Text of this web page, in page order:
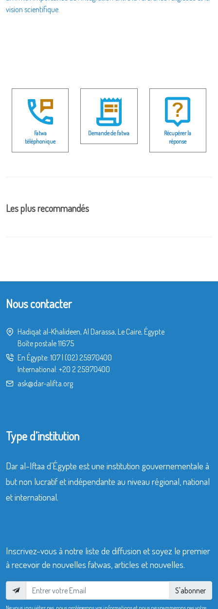
vision scientifique.
Fatwa
téléphonique
Demande de fatwa
Récupérer la
réponse
Les plus recommandés
Nous contacter
Hadiqat al-Khalideen, Al Darassa, Le Caire, Égypte
Boîte postale 11675
En Égypte: 107 (02) 25970400
International: +20 2 25970400
ask@dar-alifta.org
Type d’institution
Dar al-Iftaa d’Égypte est une institution gouvernementale à
but non lucratif et indépendante au niveau régional, national
et international.
Inscrivez-vous à notre liste de diffusion et soyez le premier
à recevoir de nouvelles fatwas, articles et nouvelles.
S'abonner